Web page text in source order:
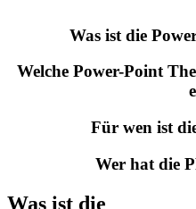
Was ist die
Welche Power-Point
Für wen ist
Wer hat die
Was ist die